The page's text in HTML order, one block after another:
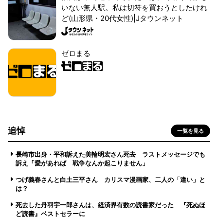
いない無人駅。私は切符を買おうとしたけれ
ど(山形県・20代女性)|Jタウンネット
ゼロまる
追悼 一覧を見る
長崎市出身・平和訴えた美輪明宏さん死去 ラストメッセージでも
訴え「愛があれば 戦争なんか起こりません」
つげ義春さんと白土三平さん カリスマ漫画家、二人の「違い」と
は？
死去した丹羽宇一郎さんは、経済界有数の読書家だった 『死ぬほ
ど読書』ベストセラーに